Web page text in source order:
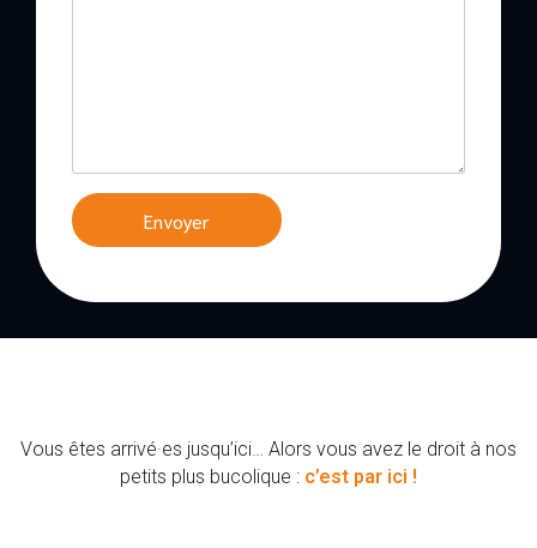
Vous êtes arrivé·es jusqu’ici… Alors vous avez le droit à nos
petits plus bucolique : c’est par ici !